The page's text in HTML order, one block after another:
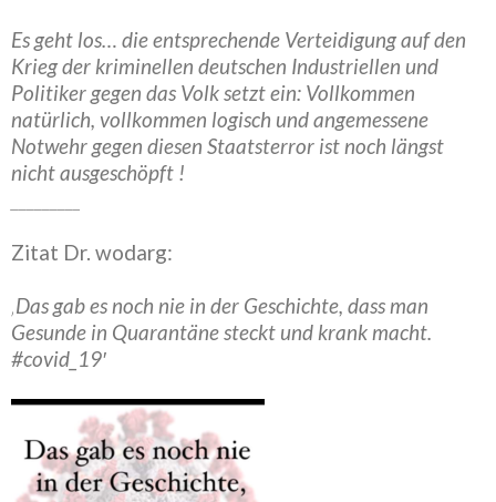
Es geht los… die entsprechende Verteidigung auf den
Krieg der kriminellen deutschen Industriellen und
Politiker gegen das Volk setzt ein: Vollkommen
natürlich, vollkommen logisch und angemessene
Notwehr gegen diesen Staatsterror ist noch längst
nicht ausgeschöpft !
Zitat Dr. wodarg:
‚Das gab es noch nie in der Geschichte, dass man
Gesunde in Quarantäne steckt und krank macht.
#covid_19′